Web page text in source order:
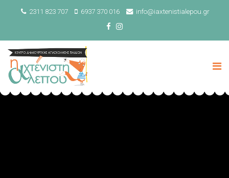
2311 823 707 6937 370 016 info@iaxtenistialepou.gr